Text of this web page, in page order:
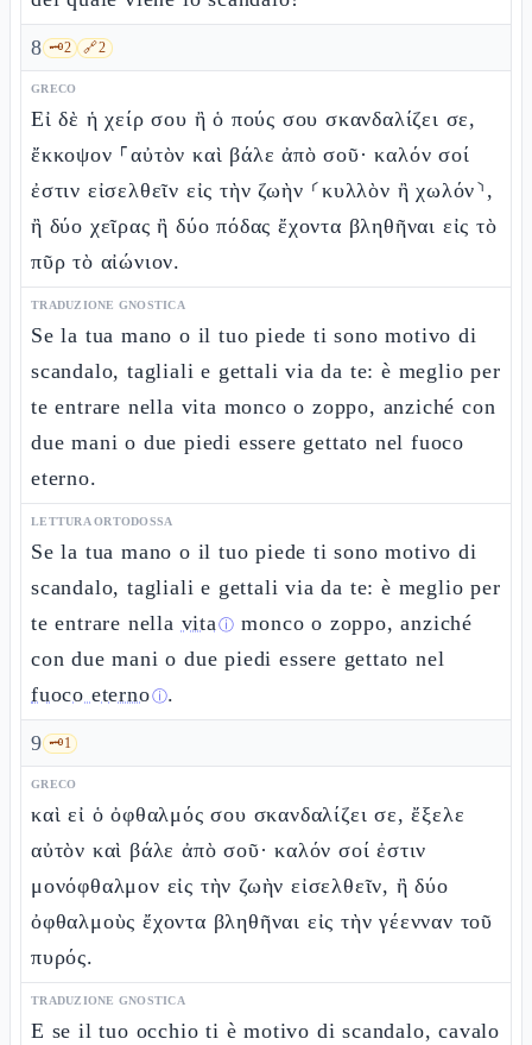
8 🗝️2 🔗2
GRECO
Εἰ δὲ ἡ χείρ σου ἢ ὁ πούς σου σκανδαλίζει σε,
ἔκκοψον ⸀αὐτὸν καὶ βάλε ἀπὸ σοῦ· καλόν σοί
ἐστιν εἰσελθεῖν εἰς τὴν ζωὴν ⸂κυλλὸν ἢ χωλόν⸃,
ἢ δύο χεῖρας ἢ δύο πόδας ἔχοντα βληθῆναι εἰς τὸ
πῦρ τὸ αἰώνιον.
TRADUZIONE GNOSTICA
Se la tua mano o il tuo piede ti sono motivo di
scandalo, tagliali e gettali via da te: è meglio per
te entrare nella vita monco o zoppo, anziché con
due mani o due piedi essere gettato nel fuoco
eterno.
LETTURA ORTODOSSA
Se la tua mano o il tuo piede ti sono motivo di
scandalo, tagliali e gettali via da te: è meglio per
te entrare nella vitaⓘ monco o zoppo, anziché
con due mani o due piedi essere gettato nel
fuoco eternoⓘ.
9 🗝️1
GRECO
καὶ εἰ ὁ ὀφθαλμός σου σκανδαλίζει σε, ἔξελε
αὐτὸν καὶ βάλε ἀπὸ σοῦ· καλόν σοί ἐστιν
μονόφθαλμον εἰς τὴν ζωὴν εἰσελθεῖν, ἢ δύο
ὀφθαλμοὺς ἔχοντα βληθῆναι εἰς τὴν γέενναν τοῦ
πυρός.
TRADUZIONE GNOSTICA
E se il tuo occhio ti è motivo di scandalo, cavalo